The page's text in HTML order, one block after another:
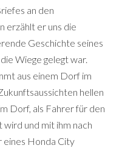
an den
erzählt er uns die
Geschichte seines
Wiege gelegt war.
aus einem Dorf im
hellen
Dorf, als Fahrer für den
und mit ihm nach
Honda City